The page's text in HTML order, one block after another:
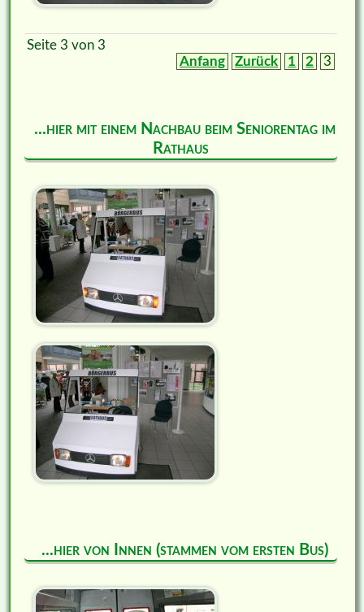
Seite 3 von 3
Anfang
Zurück 1 2 3
...hier mit einem Nachbau beim Seniorentag im
Rathaus
...hier von Innen (stammen vom ersten Bus)